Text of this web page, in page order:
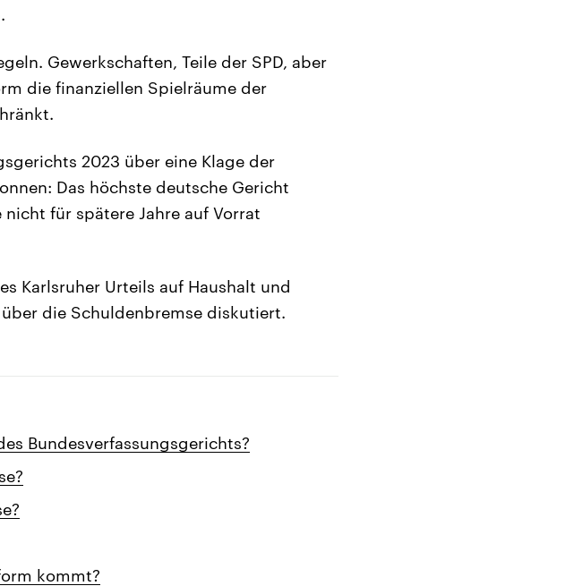
Gewerkschaften, Teile der SPD, aber
die finanziellen Spielräume der
2023 über eine Klage der
Das höchste deutsche Gericht
für spätere Jahre auf Vorrat
Karlsruher Urteils auf Haushalt und
die Schuldenbremse diskutiert.
Bundesverfassungsgerichts?
kommt?